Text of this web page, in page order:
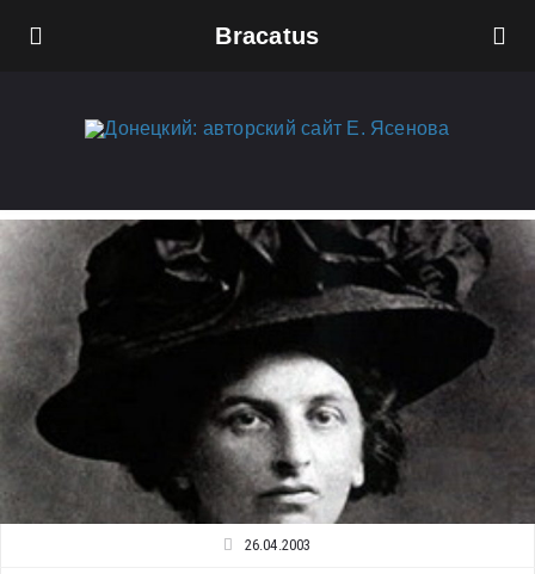
Bracatus
26.04.2003